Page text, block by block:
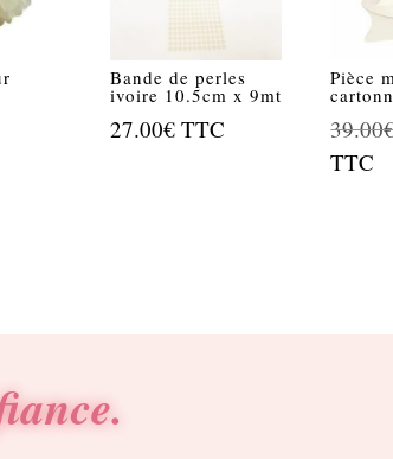
Bande de perles
ivoire 10.5cm x 9mt
27.00€ TTC
Pièce
39.00
TTC